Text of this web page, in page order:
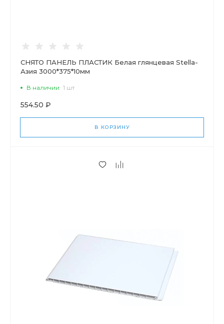
СНЯТО ПАНЕЛЬ ПЛАСТИК Белая глянцевая Stella-
Азия 3000*375*10мм
В наличии 1 шт
554.50 ₽
В КОРЗИНУ